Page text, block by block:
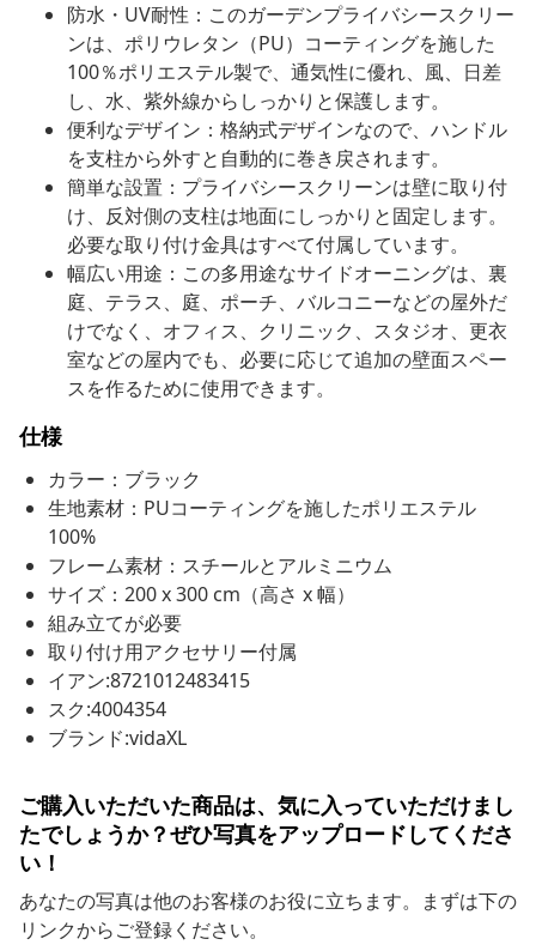
防水・UV耐性：このガーデンプライバシースクリー
ンは、ポリウレタン（PU）コーティングを施した
100％ポリエステル製で、通気性に優れ、風、日差
し、水、紫外線からしっかりと保護します。
便利なデザイン：格納式デザインなので、ハンドル
を支柱から外すと自動的に巻き戻されます。
簡単な設置：プライバシースクリーンは壁に取り付
け、反対側の支柱は地面にしっかりと固定します。
必要な取り付け金具はすべて付属しています。
幅広い用途：この多用途なサイドオーニングは、裏
庭、テラス、庭、ポーチ、バルコニーなどの屋外だ
けでなく、オフィス、クリニック、スタジオ、更衣
室などの屋内でも、必要に応じて追加の壁面スペー
スを作るために使用できます。
仕様
カラー：ブラック
生地素材：PUコーティングを施したポリエステル
100%
フレーム素材：スチールとアルミニウム
サイズ：200 x 300 cm（高さ x 幅）
組み立てが必要
取り付け用アクセサリー付属
イアン:8721012483415
スク:4004354
ブランド:vidaXL
ご購入いただいた商品は、気に入っていただけまし
たでしょうか？ぜひ写真をアップロードしてくださ
い！
あなたの写真は他のお客様のお役に立ちます。まずは下の
リンクからご登録ください。